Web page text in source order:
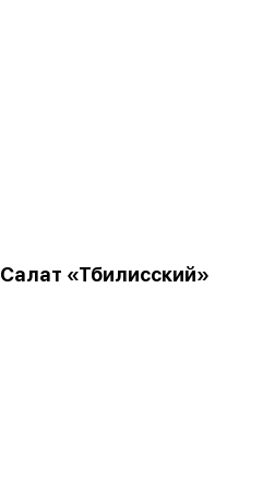
Салат «Тбилисский»